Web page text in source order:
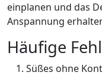
einplanen und das
Anspannung
Häufige
Süßes ohne